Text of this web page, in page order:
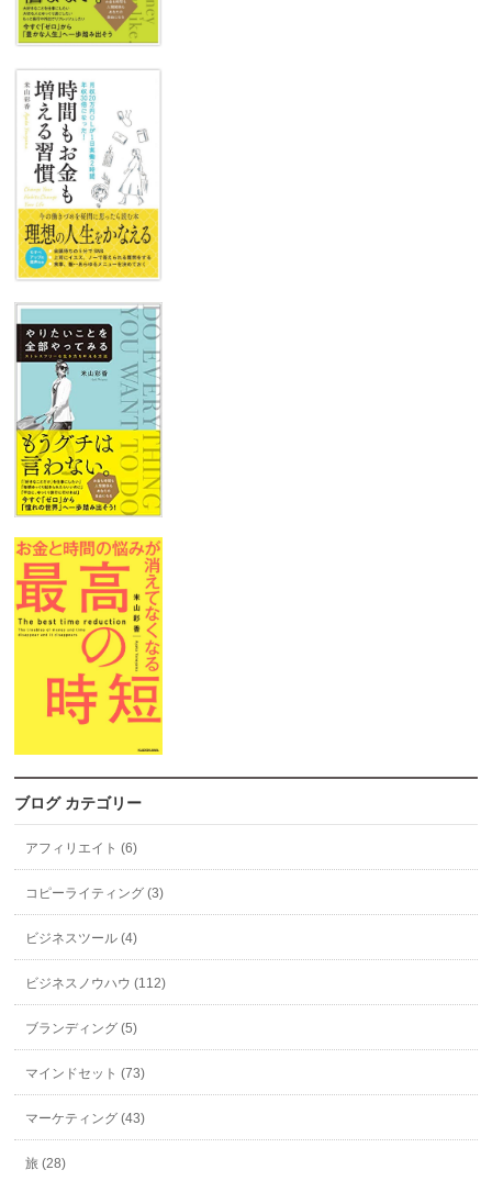
ブログ カテゴリー
アフィリエイト (6)
コピーライティング (3)
ビジネスツール (4)
ビジネスノウハウ (112)
ブランディング (5)
マインドセット (73)
マーケティング (43)
旅 (28)